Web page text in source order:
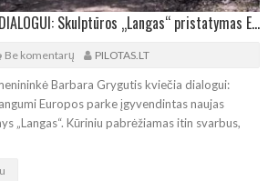
MENININKĖ KVIEČIA DIALOGUI: Skulptūros „Langas“ pristatymas Europos parke
Be komentarų PILOTAS.LT
Barbara Grygutis kviečia dialogui:
Europos parke įgyvendintas naujas
„Langas“. Kūriniu pabrėžiamas itin svarbus,